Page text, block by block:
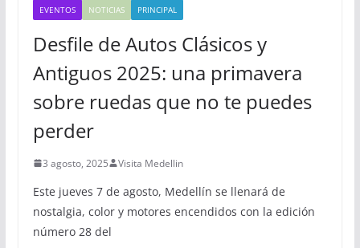
EVENTOS NOTICIAS PRINCIPAL
Desfile de Autos Clásicos y
Antiguos 2025: una primavera
sobre ruedas que no te puedes
perder
3 agosto, 2025 Visita Medellin
Este jueves 7 de agosto, Medellín se llenará de
nostalgia, color y motores encendidos con la edición
número 28 del